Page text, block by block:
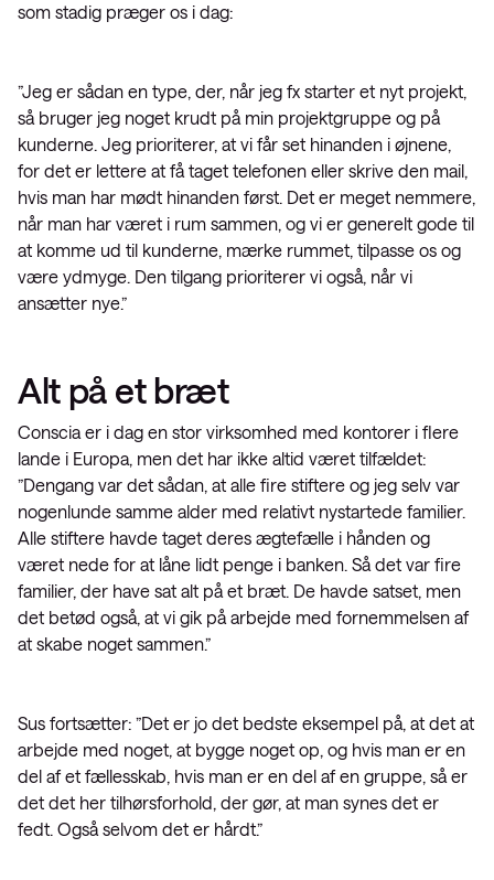
som stadig præger os i dag:
”Jeg er sådan en type, der, når jeg fx starter et nyt projekt,
så bruger jeg noget krudt på min projektgruppe og på
kunderne. Jeg prioriterer, at vi får set hinanden i øjnene,
for det er lettere at få taget telefonen eller skrive den mail,
hvis man har mødt hinanden først. Det er meget nemmere,
når man har været i rum sammen, og vi er generelt gode til
at komme ud til kunderne, mærke rummet, tilpasse os og
være ydmyge. Den tilgang prioriterer vi også, når vi
ansætter nye.”
Alt på et bræt
Conscia er i dag en stor virksomhed med kontorer i flere
lande i Europa, men det har ikke altid været tilfældet:
”Dengang var det sådan, at alle fire stiftere og jeg selv var
nogenlunde samme alder med relativt nystartede familier.
Alle stiftere havde taget deres ægtefælle i hånden og
været nede for at låne lidt penge i banken. Så det var fire
familier, der have sat alt på et bræt. De havde satset, men
det betød også, at vi gik på arbejde med fornemmelsen af
at skabe noget sammen.”
Sus fortsætter: ”Det er jo det bedste eksempel på, at det at
arbejde med noget, at bygge noget op, og hvis man er en
del af et fællesskab, hvis man er en del af en gruppe, så er
det det her tilhørsforhold, der gør, at man synes det er
fedt. Også selvom det er hårdt.”